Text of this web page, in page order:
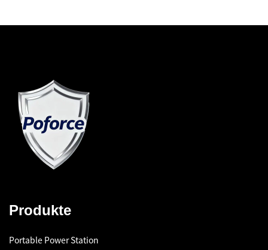
Produkte
Portable Power Station